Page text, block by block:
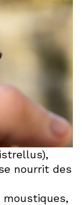
nourrit des
moustiques,